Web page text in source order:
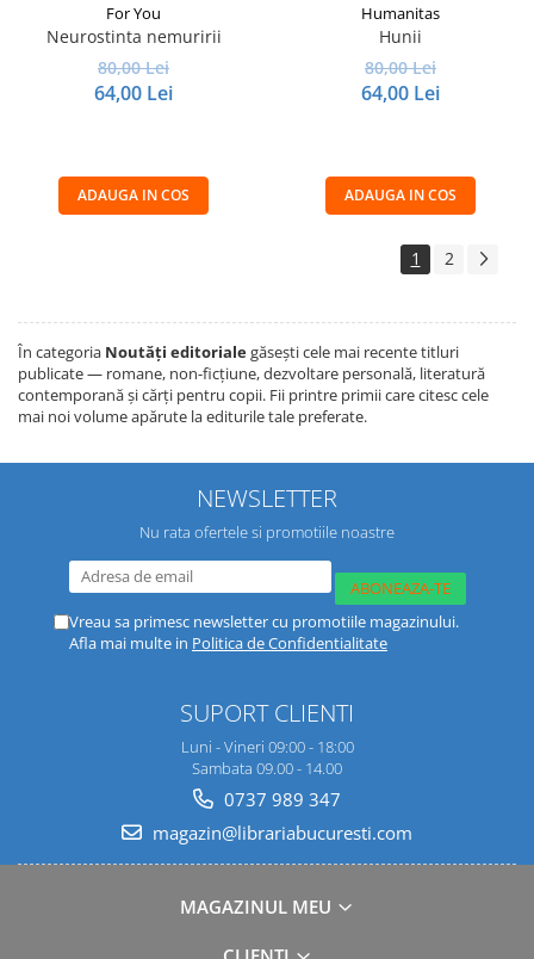
For You
Neurostinta nemuririi
80,00 Lei
64,00 Lei
ADAUGA IN COS
Humanitas
Hunii
80,00 Lei
64,00 Lei
ADAUGA IN COS
1 2
În categoria Noutăți editorialegăsești cele mai recente titluri
publicate — romane, non-ficțiune, dezvoltare personală, literatură
contemporană și cărți pentru copii. Fii printre primii care citesc cele
mai noi volume apărute la editurile tale preferate.
NEWSLETTER
Nu rata ofertele si promotiile noastre
Vreau sa primesc newsletter cu promotiile magazinului.
Afla mai multe in Politica de Confidentialitate
SUPORT CLIENTI
Luni - Vineri 09:00 - 18:00
Sambata 09.00 - 14.00
0737 989 347
magazin@librariabucuresti.com
MAGAZINUL MEU